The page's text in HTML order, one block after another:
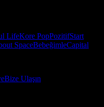
LifeKore PopPozitifStart
SpaceBebeğimleCapital
Bize Ulaşın